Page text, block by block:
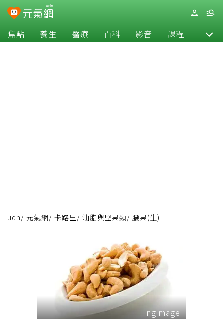
焦點 養生 醫療 百科 影音 課程 退休
udn/ 元氣網/ 卡路里/ 油脂與堅果類/ 腰果(生)
ingimage